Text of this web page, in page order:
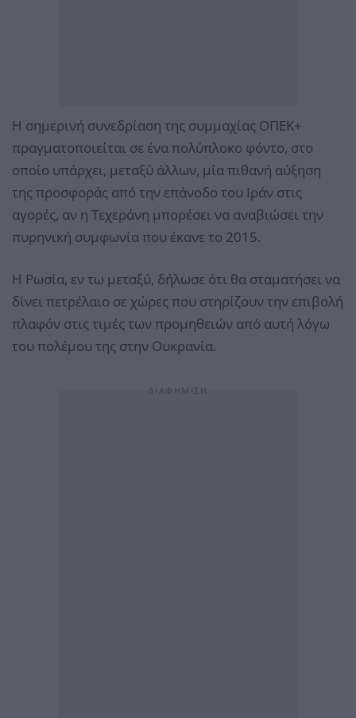
Η σημερινή συνεδρίαση της συμμαχίας ΟΠΕΚ+
πραγματοποιείται σε ένα πολύπλοκο φόντο, στο
οποίο υπάρχει, μεταξύ άλλων, μία πιθανή αύξηση
της προσφοράς από την επάνοδο του Ιράν στις
αγορές, αν η Τεχεράνη μπορέσει να αναβιώσει την
πυρηνική συμφωνία που έκανε το 2015.
Η Ρωσία, εν τω μεταξύ, δήλωσε ότι θα σταματήσει να
δίνει πετρέλαιο σε χώρες που στηρίζουν την επιβολή
πλαφόν στις τιμές των προμηθειών από αυτή λόγω
του πολέμου της στην Ουκρανία.